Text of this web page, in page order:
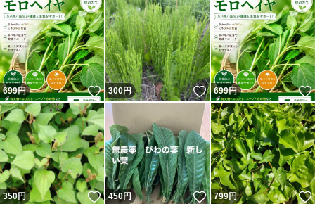
699円 いいね！
300円 いいね！
699円
350円 いいね！
450円 いいね！
799円